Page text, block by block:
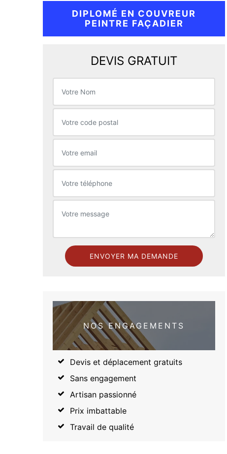
DIPLOMÉ EN COUVREUR
PEINTRE FAÇADIER
DEVIS GRATUIT
NOS ENGAGEMENTS
Devis et déplacement gratuits
Sans engagement
Artisan passionné
Prix imbattable
Travail de qualité